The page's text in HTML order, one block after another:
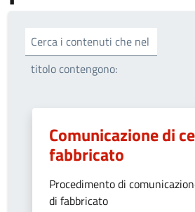
Cerca i contenuti che nel
titolo contengono:
Comunicazione di
fabbricato
Procedimento di
di fabbricato